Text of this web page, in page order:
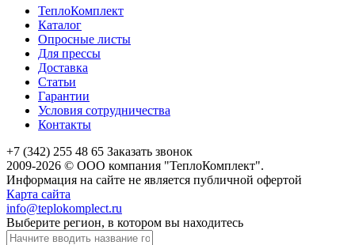
ТеплоКомплект
Каталог
Опросные листы
Для прессы
Доставка
Статьи
Гарантии
Условия сотрудничества
Контакты
+7 (342) 255 48 65 Заказать звонок
2009-2026 © ООО компания "ТеплоКомплект".
Информация на сайте не является публичной офертой
Карта сайта
info@teplokomplect.ru
Выберите регион, в котором вы находитесь